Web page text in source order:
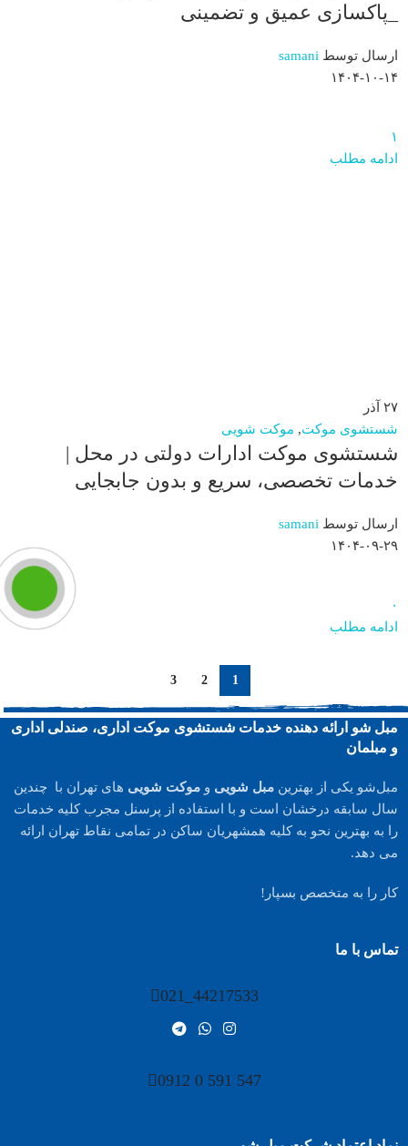
_پاکسازی عمیق و تضمینی
ارسال توسط samani
۱۴۰۴-۱۰-۱۴
۱
ادامه مطلب
۲۷ آذر
شستشوی موکت, موکت شویی
شستشوی موکت ادارات دولتی در محل |
خدمات تخصصی، سریع و بدون جابجایی
ارسال توسط samani
۱۴۰۴-۰۹-۲۹
۰
ادامه مطلب
1
2
3
مبل شو ارائه دهنده خدمات شستشوی موکت اداری، صندلی اداری
و مبلمان
مبل‌شو یکی از بهترینمبل شویی وموکت شویی های تهران با چندین
سال سابقه درخشان است و با استفاده از پرسنل مجرب کلیه خدمات
را به بهترین نحو به کلیه همشهریان ساکن در تمامی نقاط تهران ارائه
می دهد.
کار را به متخصص بسپار!
تماس با ما
44217533_021
547 591 0 0912